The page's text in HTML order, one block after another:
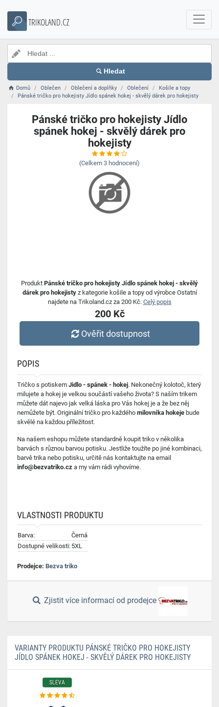
TRIKOLAND.CZ
Hledat
Domů Oblečen Oblečení a doplňky Oblečení
Košile a topy
Pánské tričko pro hokejisty Jídlo spánek hokej - skvělý dárek pro hokejisty
Pánské tričko pro hokejisty Jídlo
spánek hokej - skvělý dárek pro
hokejisty
(Celkem 3 hodnocení)
Produkt Pánské tričko pro hokejisty Jídlo spánek hokej - skvělý
dárek pro hokejistyz kategorie košile a topy od výrobce Ostatní
najdete na Trikoland.cz za 200 Kč. Celý popis
200 Kč
Ověřit dostupnost
POPIS
Tričko s potiskem Jidlo - spánek - hokej. Nekonečný kolotoč, který
milujete a hokej je velkou součástí vašeho života? S naším trikem
můžete dát najevo jak velká láska pro Vás hokej je a že bez něj
nemůžete být. Originální tričko pro každého milovníka hokeje bude
skvělé na každou příležitost.
Na našem eshopu můžete standardně koupit triko v několika
barvách s různou barvou potisku. Jestliže toužíte po jiné kombinaci,
barvě trika nebo potisku, určitě nás kontaktujte na email
info@bezvatriko.cz a my vám rádi vyhovíme.
VLASTNOSTI PRODUKTU
Barva:
Černá
Dostupné velikosti: 5XL
Prodejce: Bezva triko
Zjistit více informací od prodejce
VARIANTY PRODUKTU PÁNSKÉ TRIČKO PRO HOKEJISTY
JÍDLO SPÁNEK HOKEJ - SKVĚLÝ DÁREK PRO HOKEJISTY
SLEVA